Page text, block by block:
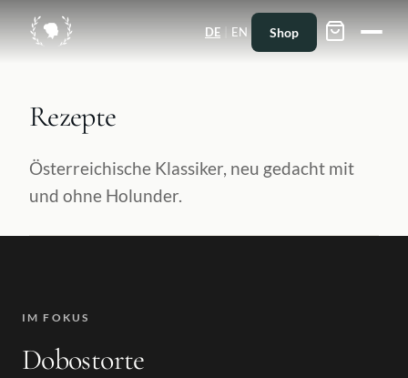
DE | EN Shop
Rezepte
Österreichische Klassiker, neu gedacht mit
und ohne Holunder.
IM FOKUS
Dobostorte